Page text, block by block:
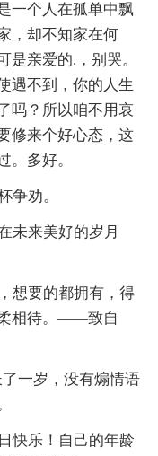
一个人在孤单中飘
，却不知家在何
是亲爱的.，别哭。
遇不到，你的人生
吗？所以咱不用哀
修来个好心态，这
。多好。
劝。
来美好的岁月
要的都拥有，得
相待。——致自
一岁，没有煽情语
乐！自己的年龄